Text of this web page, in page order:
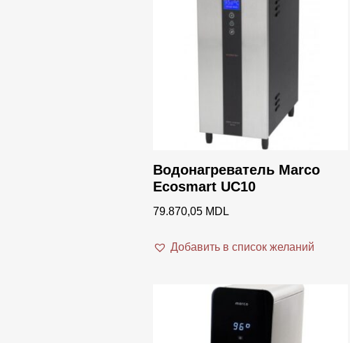
Водонагреватель Marco
Ecosmart UC10
79.870,05 MDL
Добавить в список желаний